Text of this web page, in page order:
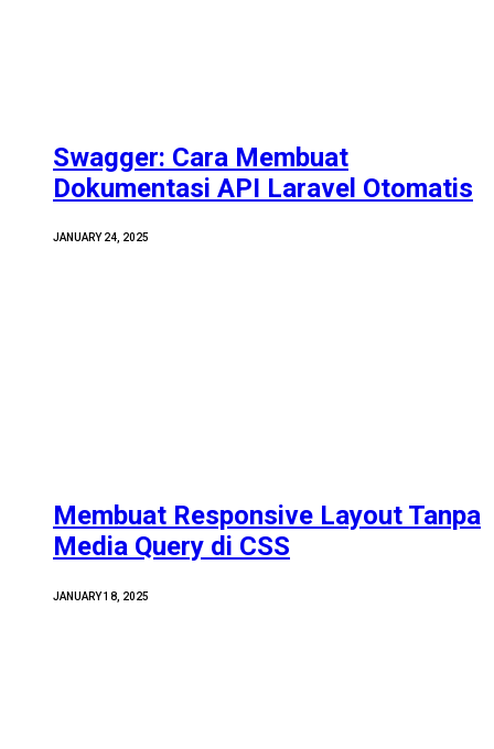
Swagger: Cara Membuat
Dokumentasi API Laravel Otomatis
JANUARY 24, 2025
Membuat Responsive Layout Tanpa
Media Query di CSS
JANUARY 18, 2025